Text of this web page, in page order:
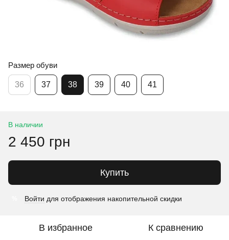
Размер обуви
36 37 38 39 40 41
В наличии
2 450 грн
Купить
Войти для отображения накопительной скидки
В избранное К сравнению